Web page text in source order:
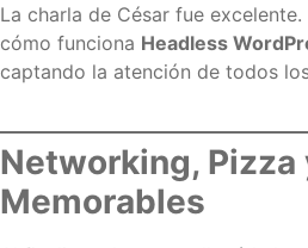
La charla de César fue
cómo funciona Headless
captando la atención de todos
Networking, Pizza
Memorables